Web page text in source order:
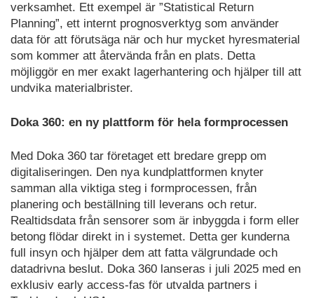
verksamhet. Ett exempel är ”Statistical Return
Planning”, ett internt prognosverktyg som använder
data för att förutsäga när och hur mycket hyresmaterial
som kommer att återvända från en plats. Detta
möjliggör en mer exakt lagerhantering och hjälper till att
undvika materialbrister.
Doka 360: en ny plattform för hela formprocessen
Med Doka 360 tar företaget ett bredare grepp om
digitaliseringen. Den nya kundplattformen knyter
samman alla viktiga steg i formprocessen, från
planering och beställning till leverans och retur.
Realtidsdata från sensorer som är inbyggda i form eller
betong flödar direkt in i systemet. Detta ger kunderna
full insyn och hjälper dem att fatta välgrundade och
datadrivna beslut. Doka 360 lanseras i juli 2025 med en
exklusiv early access-fas för utvalda partners i